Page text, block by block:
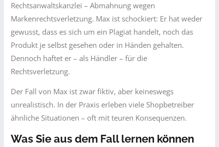
Rechtsanwaltskanzlei – Abmahnung wegen
Markenrechtsverletzung. Max ist schockiert: Er hat weder
gewusst, dass es sich um ein Plagiat handelt, noch das
Produkt je selbst gesehen oder in Händen gehalten.
Dennoch haftet er – als Händler – für die
Rechtsverletzung.
Der Fall von Max ist zwar fiktiv, aber keineswegs
unrealistisch. In der Praxis erleben viele Shopbetreiber
ähnliche Situationen – oft mit teuren Konsequenzen.
Was Sie aus dem Fall lernen können